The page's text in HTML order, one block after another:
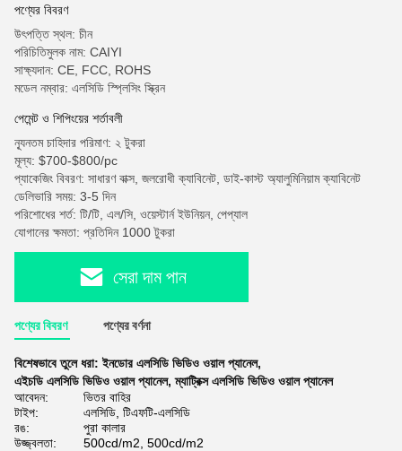
পণ্যের বিবরণ
উৎপত্তি স্থল: চীন
পরিচিতিমুলক নাম: CAIYI
সাক্ষ্যদান: CE, FCC, ROHS
মডেল নম্বার: এলসিডি স্প্লিসিং স্ক্রিন
পেমেন্ট ও শিপিংয়ের শর্তাবলী
ন্যূনতম চাহিদার পরিমাণ: ২ টুকরা
মূল্য: $700-$800/pc
প্যাকেজিং বিবরণ: সাধারণ বাক্স, জলরোধী ক্যাবিনেট, ডাই-কাস্ট অ্যালুমিনিয়াম ক্যাবিনেট
ডেলিভারি সময়: 3-5 দিন
পরিশোধের শর্ত: টি/টি, এল/সি, ওয়েস্টার্ন ইউনিয়ন, পেপ্যাল
যোগানের ক্ষমতা: প্রতিদিন 1000 টুকরা
সেরা দাম পান
পণ্যের বিবরণ পণ্যের বর্ণনা
বিশেষভাবে তুলে ধরা:ইনডোর এলসিডি ভিডিও ওয়াল প্যানেল,
এইচডি এলসিডি ভিডিও ওয়াল প্যানেল,ম্যাট্রিক্স এলসিডি ভিডিও ওয়াল প্যানেল
আবেদন:
ভিতর বাহির
টাইপ:
এলসিডি, টিএফটি-এলসিডি
রঙ:
পুরা কালার
উজ্জ্বলতা:
500cd/m2, 500cd/m2